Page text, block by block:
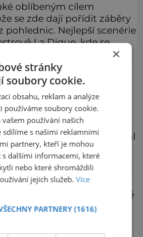
oblíbeným cílem
se zde dají pořídit záběry
pohlednic. Nejlepší scenérie
La Digue, kde se
Anse, Petite Anse a Cocos
pláže.
pláží je tříkilometrová
Mahé. Dalším
je zátoka Anse Lanzio
Protože je zde bohatý
potápěčské brýle a šnorchl
vybavením.
náročnější klienty, pořádají
s potápěním. Je však
zakázáno vyvážet ze země
Přísně trestáno je také
části plavek.
×
stránky
soubory cookie.
obsahu, reklam a analýze
používáme soubory cookie.
používání našich
sdílíme s našimi reklamními
partnery, kteří je mohou
dalšími informacemi, které
nebo které shromáždili
jejich služeb.Více
PARTNERY(1616)